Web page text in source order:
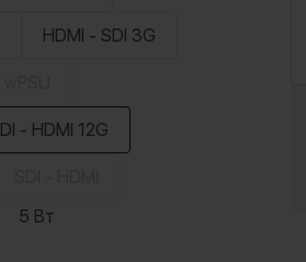
HDMI - SDI 3G
- HDMI 12G
5 Вт